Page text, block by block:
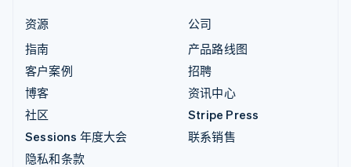
资源
指南
客户案例
博客
社区
Sessions 年度大会
隐私和条款
公司
产品路线图
招聘
资讯中心
Stripe Press
联系销售